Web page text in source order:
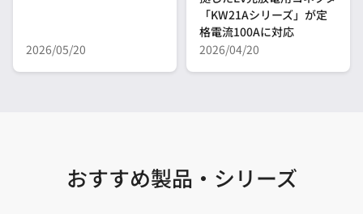
2026/05/20
「KW21Aシリーズ」が定
格電流100Aに対応
2026/04/20
おすすめ製品・シリーズ